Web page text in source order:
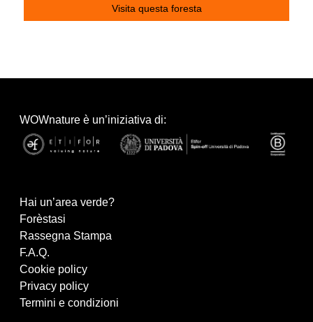
Visita questa foresta
WOWnature è un’iniziativa di:
Hai un’area verde?
Forèstasi
Rassegna Stampa
F.A.Q.
Cookie policy
Privacy policy
Termini e condizioni